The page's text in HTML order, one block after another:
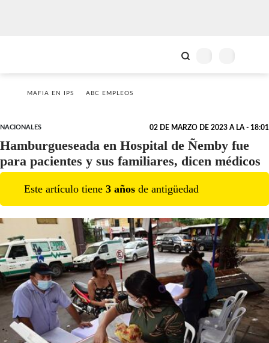
MAFIA EN IPS ABC EMPLEOS
NACIONALES 02 DE MARZO DE 2023 A LA - 18:01
Hamburgueseada en Hospital de Ñemby fue
para pacientes y sus familiares, dicen médicos
Este artículo tiene 3 años de antigüedad